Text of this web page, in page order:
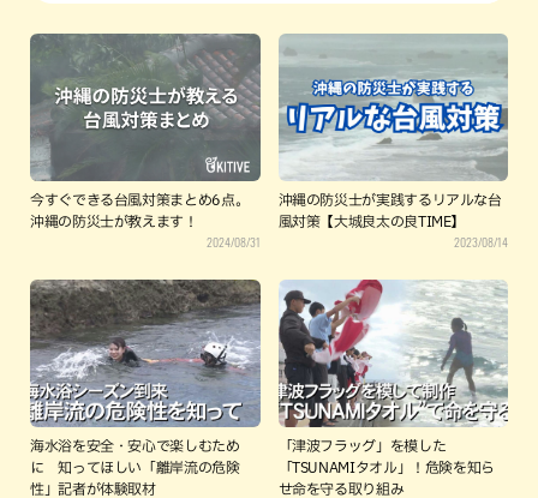
今すぐできる台風対策まとめ6点。
沖縄の防災士が教えます！
2024/08/31
沖縄の防災士が実践するリアルな台
風対策【大城良太の良TIME】
2023/08/14
海水浴を安全・安心で楽しむため
に 知ってほしい「離岸流の危険
性」記者が体験取材
「津波フラッグ」を模した
「TSUNAMIタオル」！危険を知ら
せ命を守る取り組み